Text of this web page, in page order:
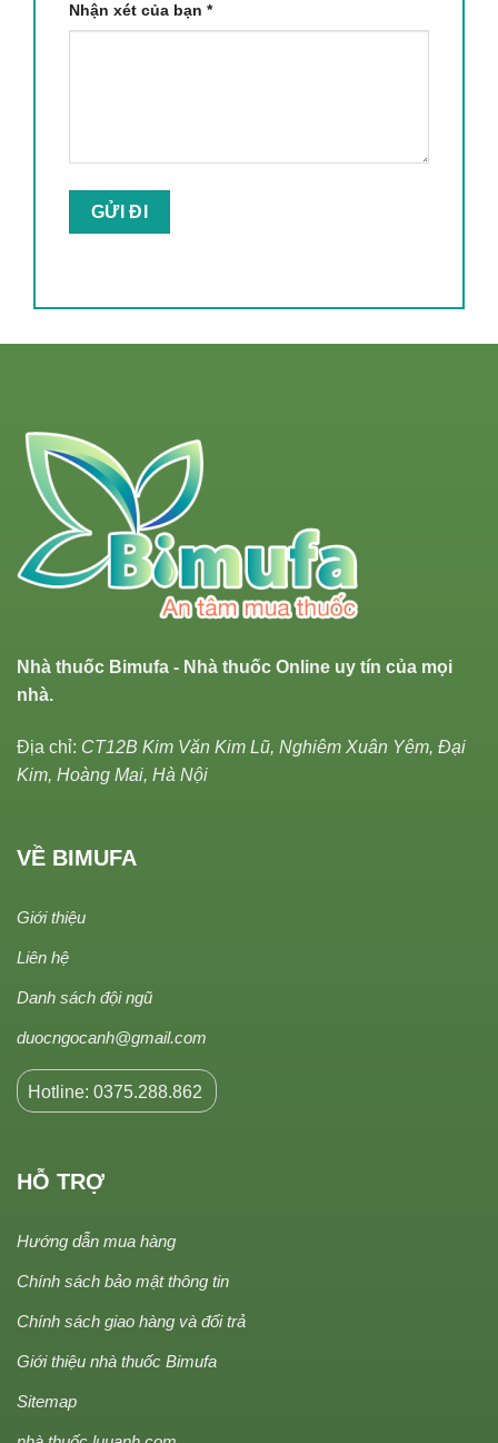
Nhận xét của bạn *
Nhà thuốc Bimufa - Nhà thuốc Online uy tín của mọi
nhà.
Địa chỉ: CT12B Kim Văn Kim Lũ, Nghiêm Xuân Yêm, Đại
Kim, Hoàng Mai, Hà Nội
VỀ BIMUFA
Giới thiệu
Liên hệ
Danh sách đội ngũ
duocngocanh@gmail.com
Hotline: 0375.288.862
HỖ TRỢ
Hướng dẫn mua hàng
Chính sách bảo mật thông tin
Chính sách giao hàng và đổi trả
Giới thiệu nhà thuốc Bimufa
Sitemap